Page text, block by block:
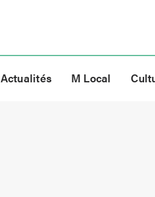
Actualités M Local